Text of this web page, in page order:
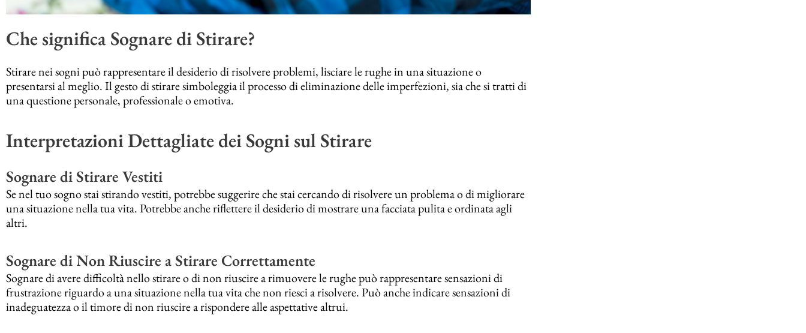
Che significa Sognare di Stirare?
Stirare nei sogni può rappresentare il desiderio di risolvere problemi, lisciare le rughe in una situazione o
presentarsi al meglio. Il gesto di stirare simboleggia il processo di eliminazione delle imperfezioni, sia che si tratti di
una questione personale, professionale o emotiva.
Interpretazioni Dettagliate dei Sogni sul Stirare
Sognare di Stirare Vestiti
Se nel tuo sogno stai stirando vestiti, potrebbe suggerire che stai cercando di risolvere un problema o di migliorare
una situazione nella tua vita. Potrebbe anche riflettere il desiderio di mostrare una facciata pulita e ordinata agli
altri.
Sognare di Non Riuscire a Stirare Correttamente
Sognare di avere difficoltà nello stirare o di non riuscire a rimuovere le rughe può rappresentare sensazioni di
frustrazione riguardo a una situazione nella tua vita che non riesci a risolvere. Può anche indicare sensazioni di
inadeguatezza o il timore di non riuscire a rispondere alle aspettative altrui.